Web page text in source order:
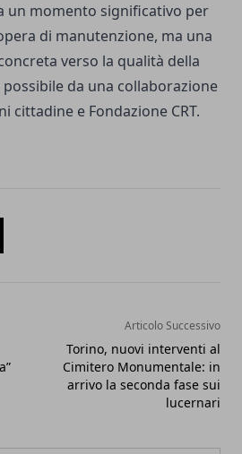
un momento significativo per
di manutenzione, ma una
verso la qualità della
da una collaborazione
cittadine e Fondazione CRT.
Articolo Successivo
Torino, nuovi interventi al
Cimitero Monumentale: in
arrivo la seconda fase sui
lucernari